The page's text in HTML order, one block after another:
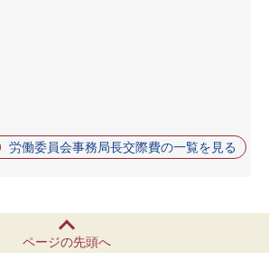
労働委員会事務局長交際費の一覧を見る
ページの先頭へ